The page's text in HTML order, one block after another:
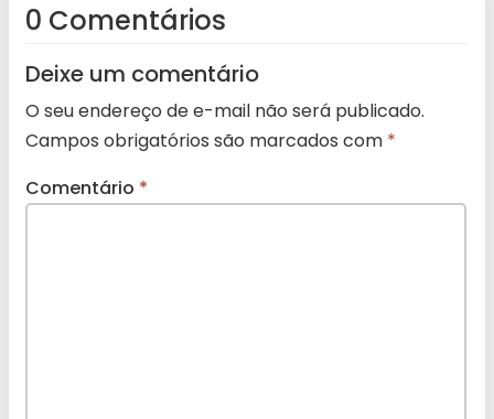
0 Comentários
Deixe um comentário
O seu endereço de e-mail não será publicado.
Campos obrigatórios são marcados com *
Comentário *